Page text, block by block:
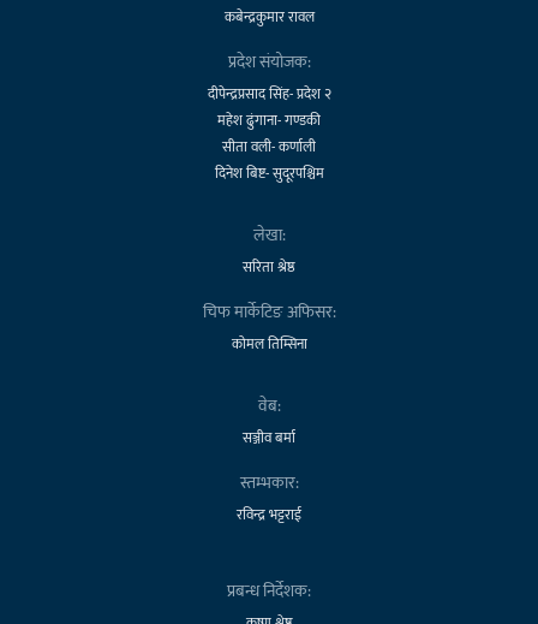
कबेन्द्रकुमार रावल
प्रदेश संयोजक:
दीपेन्द्रप्रसाद सिंह- प्रदेश २
महेश ढुंगाना- गण्डकी
सीता वली- कर्णाली
दिनेश बिष्ट- सुदूरपश्चिम
लेखा:
सरिता श्रेष्ठ
चिफ मार्केटिङ अफिसर:
कोमल तिम्सिना
वेब:
सञ्जीव बर्मा
स्तम्भकार:
रविन्द्र भट्टराई
प्रबन्ध निर्देशक: